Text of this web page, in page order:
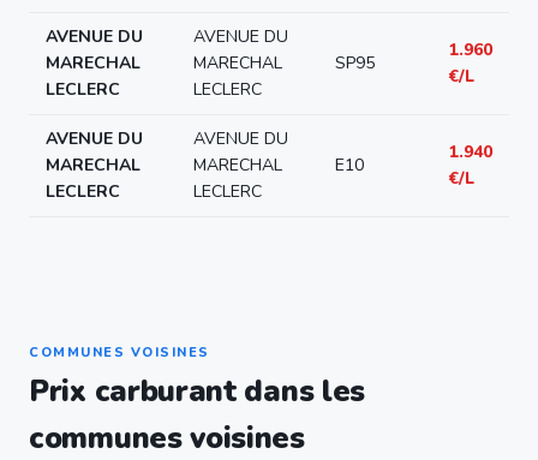
AVENUE DU
MARECHAL
LECLERC
AVENUE DU
MARECHAL
LECLERC
SP95
1.960
€/L
AVENUE DU
MARECHAL
LECLERC
AVENUE DU
MARECHAL
LECLERC
E10
1.940
€/L
COMMUNES VOISINES
Prix carburant dans les
communes voisines